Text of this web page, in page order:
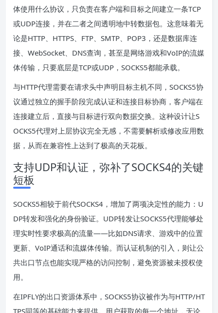
体使用什么协议，只负责在客户端和目标之间建立一条TCP
或UDP连接，并在二者之间透明地中转数据包。这意味着无
论是HTTP、HTTPS、FTP、SMTP、POP3，还是数据库连
接、WebSocket、DNS查询，甚至是网络游戏和VoIP的流媒
体传输，只要底层是TCP或UDP，SOCKS5都能承载。
与HTTP代理需要在请求头中声明目标主机不同，SOCKS5协
议通过独立的握手阶段完成认证和连接目标协商，客户端在
连接建立后，直接与目标进行双向数据交换。这种设计让S
OCKS5代理对上层协议完全无感，不需要解析或修改应用数
据，从而在兼容性上达到了极高的天花板。
支持UDP和认证，弥补了SOCKS4的关键
短板
SOCKS5相较于前代SOCKS4，增加了两项决定性的能力：U
DP转发和强化的身份验证。UDP转发让SOCKS5代理能够处
理实时性要求极高的流量——比如DNS请求、游戏中的位置
更新、VoIP通话和流媒体传输。而认证机制的引入，则让公
共出口节点也能实现严格的访问控制，避免资源被未授权使
用。
在IPFLY的出口资源体系中，SOCKS5协议被作为与HTTP/HT